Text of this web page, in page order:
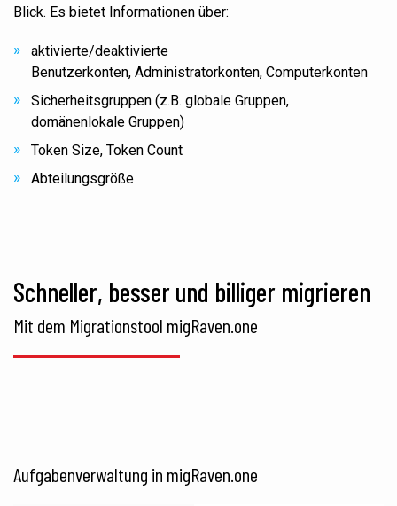
Blick. Es bietet Informationen über:
aktivierte/deaktivierte
Benutzerkonten, Administratorkonten, Computerkonten
Sicherheitsgruppen (z.B. globale Gruppen,
domänenlokale Gruppen)
Token Size, Token Count
Abteilungsgröße
Schneller, besser und billiger migrieren
Mit dem Migrationstool migRaven.one
Aufgabenverwaltung in migRaven.one